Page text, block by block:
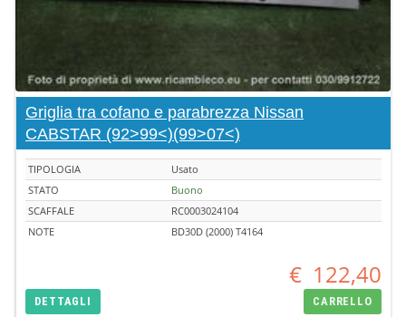
Griglia tra cofano e parabrezza Nissan
CABSTAR (92>99<)(99>07<)
TIPOLOGIA
Usato
STATO
Buono
SCAFFALE
RC0003024104
NOTE
BD30D (2000) T4164
€ 122,40
DETTAGLI CARRELLO